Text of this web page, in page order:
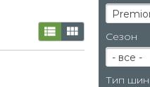
Сезон
- все -
Тип